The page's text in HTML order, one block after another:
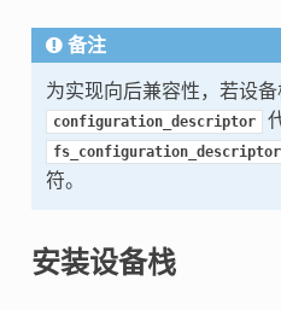
备注
为实现向后兼容性，若设
configuration_descriptor
fs_configuration_descriptor
符。
安装设备栈